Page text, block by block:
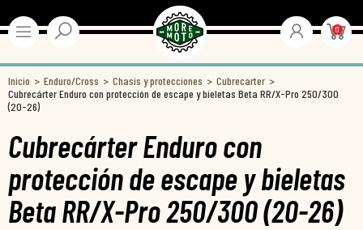
0
Inicio Enduro/Cross Chasis y protecciones
Cubrecarter
Cubrecárter Enduro con protección de escape y bieletas Beta RR/X-Pro 250/300
(20-26)
Cubrecárter Enduro con
protección de escape y bieletas
Beta RR/X-Pro 250/300 (20-26)